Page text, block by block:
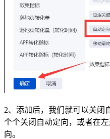
2、添加后，我们就可以关闭
个个关闭自动定向，或者在
向。